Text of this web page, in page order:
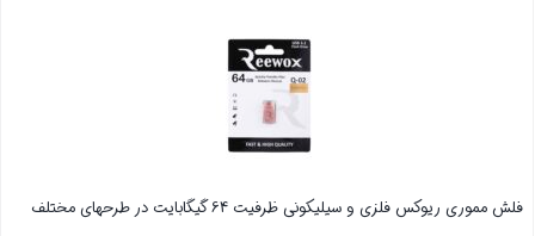
فلش مموری ریوکس فلزی و سیلیکونی ظرفیت 64 گیگابایت در طرحهای مختلف